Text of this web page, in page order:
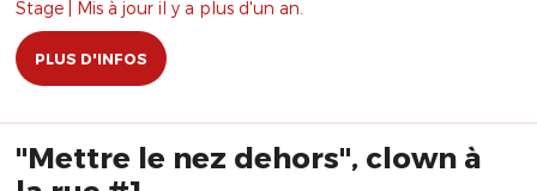
Stage | Mis à jour il y a plus d'un an.
PLUS D'INFOS
"Mettre le nez dehors", clown à